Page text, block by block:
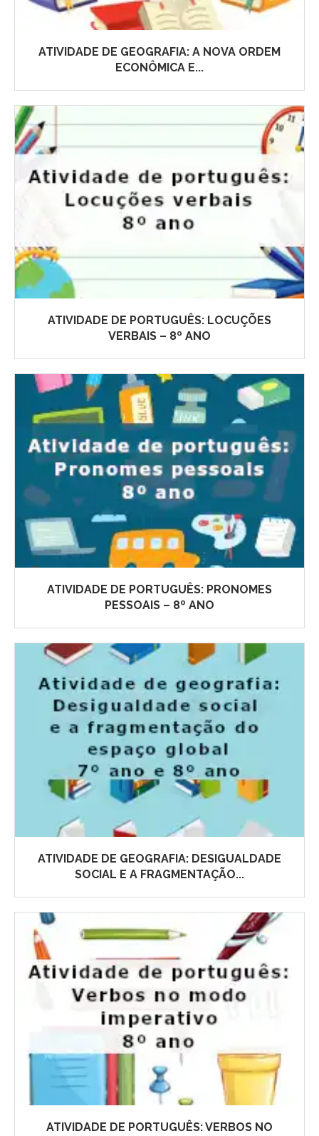
ATIVIDADE DE GEOGRAFIA: A NOVA ORDEM
ECONÔMICA E...
ATIVIDADE DE PORTUGUÊS: LOCUÇÕES
VERBAIS – 8º ANO
ATIVIDADE DE PORTUGUÊS: PRONOMES
PESSOAIS – 8º ANO
ATIVIDADE DE GEOGRAFIA: DESIGUALDADE
SOCIAL E A FRAGMENTAÇÃO...
ATIVIDADE DE PORTUGUÊS: VERBOS NO